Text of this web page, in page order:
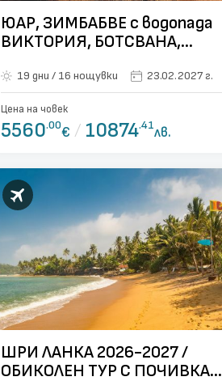
ЮАР, ЗИМБАБВЕ с водопада
ВИКТОРИЯ, БОТСВАНА,
ГРУПА 23.02.2027
19 дни / 16 нощувки 23.02.2027 г.
Цена на човек
5560.00€ / 10874.41лв.
ШРИ ЛАНКА 2026-2027 /
ОБИКОЛЕН ТУР С ПОЧИВКА -